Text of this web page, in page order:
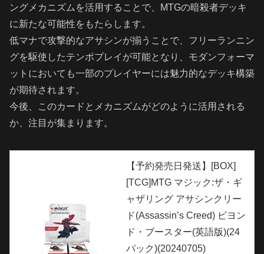
ングメカニズムを活用することで、MTGの暗殺者デッキ
に新たな可能性をもたらします。
低マナで攻撃的なアサシンが揃うことで、フリーランニン
グを駆使したテンポプレイが可能となり、モダンフォーマ
ットにおいても一部のプレイヤーには魅力的なデッキ構築
が期待されます。
今後、このカードとメカニズムがどのように活用される
か、注目が集まります。
【予約発売日発送】[BOX]
[TCG]MTG マジック:ザ・ギ
ャザリング アサシンクリー
ド(Assassin’s Creed) ビヨン
ド・ブースター(英語版)(24
パック)(20240705)